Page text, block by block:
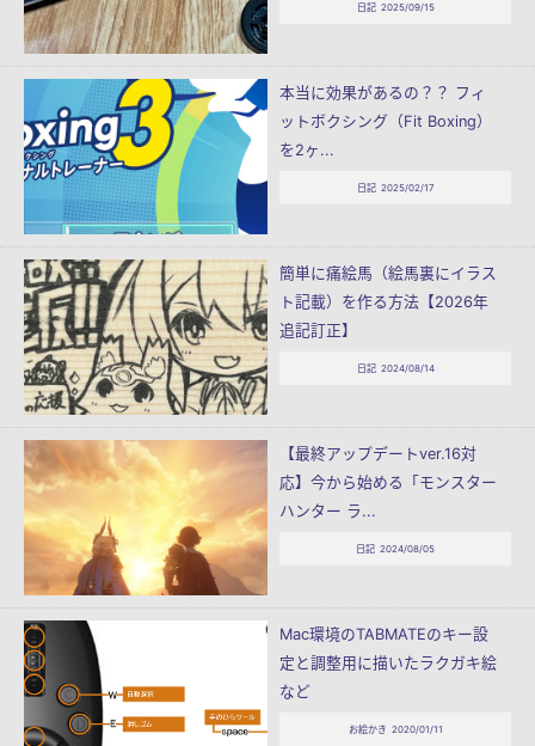
日記 2025/09/15
本当に効果があるの？？ フィ
ットボクシング（Fit Boxing）
を2ヶ...
日記 2025/02/17
簡単に痛絵馬（絵馬裏にイラス
ト記載）を作る方法【2026年
追記訂正】
日記 2024/08/14
【最終アップデートver.16対
応】今から始める「モンスター
ハンター ラ...
日記 2024/08/05
Mac環境のTABMATEのキー設
定と調整用に描いたラクガキ絵
など
お絵かき 2020/01/11